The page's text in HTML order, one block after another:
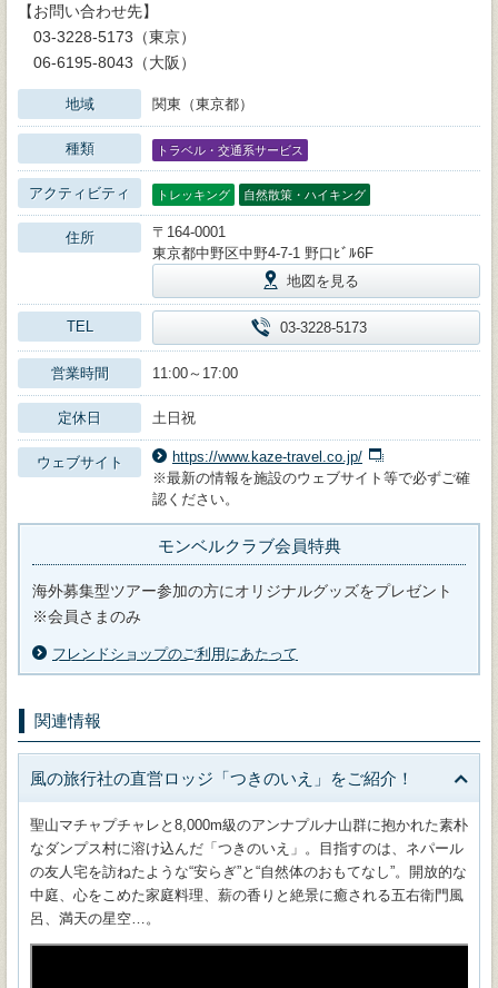
【お問い合わせ先】
03-3228-5173（東京）
06-6195-8043（大阪）
地域 関東（東京都）
種類 トラベル・交通系サービス
アクティビティ トレッキング 自然散策・ハイキング
住所
〒164-0001
東京都中野区中野4-7-1 野口ﾋﾞﾙ6F
地図を見る
TEL 03-3228-5173
営業時間 11:00～17:00
定休日 土日祝
ウェブサイト
https://www.kaze-travel.co.jp/
※最新の情報を施設のウェブサイト等で必ずご確
認ください。
モンベルクラブ会員特典
海外募集型ツアー参加の方にオリジナルグッズをプレゼント
※会員さまのみ
フレンドショップのご利用にあたって
関連情報
風の旅行社の直営ロッジ「つきのいえ」をご紹介！
聖山マチャプチャレと8,000m級のアンナプルナ山群に抱かれた素朴
なダンプス村に溶け込んだ「つきのいえ」。目指すのは、ネパール
の友人宅を訪ねたような“安らぎ”と“自然体のおもてなし”。開放的な
中庭、心をこめた家庭料理、薪の香りと絶景に癒される五右衛門風
呂、満天の星空…。